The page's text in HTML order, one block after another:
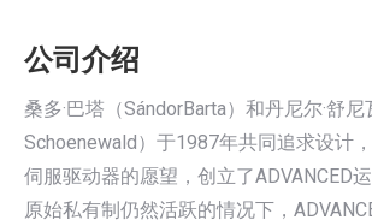
公司介绍
桑多·巴塔（SándorBarta）和丹尼尔·舒
Schoenewald）于1987年共同追求设计
伺服驱动器的愿望，创立了ADVANCED
原始私有制仍然活跃的情况下，